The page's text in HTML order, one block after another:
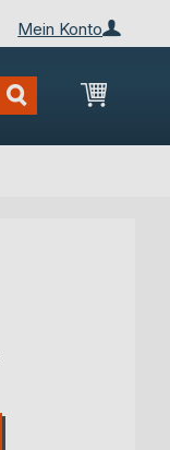
Mein Konto
Mein